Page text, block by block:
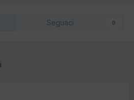
Seguaci 0